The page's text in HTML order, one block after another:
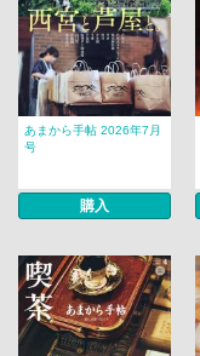
あまから手帖 2026年7月
号
購入